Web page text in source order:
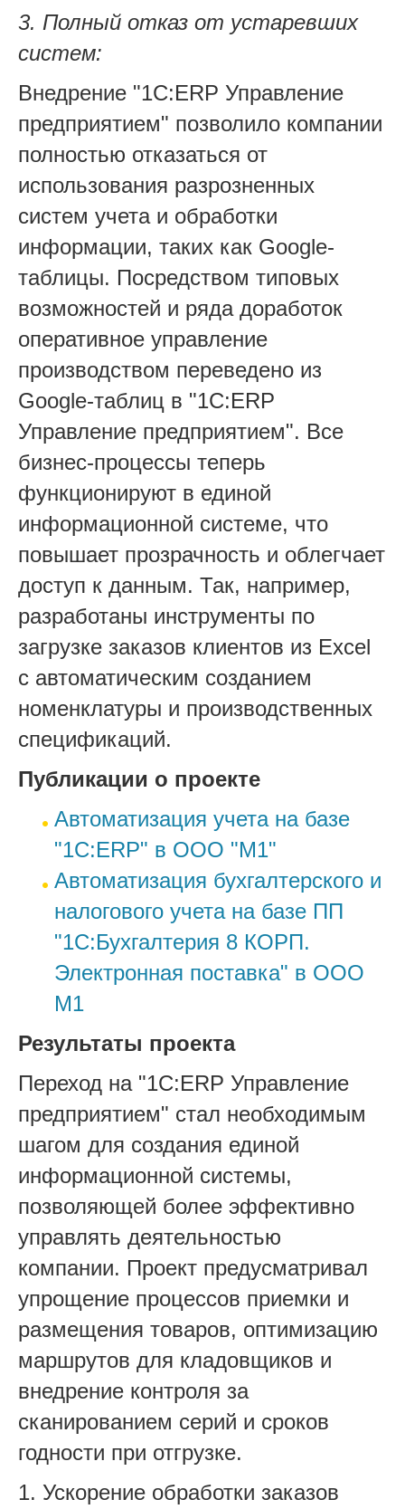
3. Полный отказ от устаревших
систем:
Внедрение "1С:ERP Управление
предприятием" позволило компании
полностью отказаться от
использования разрозненных
систем учета и обработки
информации, таких как Google-
таблицы. Посредством типовых
возможностей и ряда доработок
оперативное управление
производством переведено из
Google-таблиц в "1С:ERP
Управление предприятием". Все
бизнес-процессы теперь
функционируют в единой
информационной системе, что
повышает прозрачность и облегчает
доступ к данным. Так, например,
разработаны инструменты по
загрузке заказов клиентов из Excel
с автоматическим созданием
номенклатуры и производственных
спецификаций.
Публикации о проекте
Автоматизация учета на базе
"1С:ERP" в ООО "М1"
Автоматизация бухгалтерского и
налогового учета на базе ПП
"1С:Бухгалтерия 8 КОРП.
Электронная поставка" в ООО
М1
Результаты проекта
Переход на "1С:ERP Управление
предприятием" стал необходимым
шагом для создания единой
информационной системы,
позволяющей более эффективно
управлять деятельностью
компании. Проект предусматривал
упрощение процессов приемки и
размещения товаров, оптимизацию
маршрутов для кладовщиков и
внедрение контроля за
сканированием серий и сроков
годности при отгрузке.
1. Ускорение обработки заказов